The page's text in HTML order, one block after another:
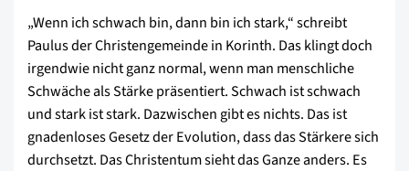
„Wenn ich schwach bin, dann bin ich stark,“ schreibt
Paulus der Christengemeinde in Korinth. Das klingt doch
irgendwie nicht ganz normal, wenn man menschliche
Schwäche als Stärke präsentiert. Schwach ist schwach
und stark ist stark. Dazwischen gibt es nichts. Das ist
gnadenloses Gesetz der Evolution, dass das Stärkere sich
durchsetzt. Das Christentum sieht das Ganze anders. Es